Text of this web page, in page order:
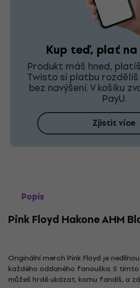
Kup teď, plať
Produkt máš hned,
Twisto si platbu
bez navýšení. V košíku
PayU.
Zjistit více
Popis
Pink Floyd Hakone AHM
Originální merch Pink Floyd je
každého oddaného fanouška. S
můžeš hrdě ukázat, komu fandíš, a